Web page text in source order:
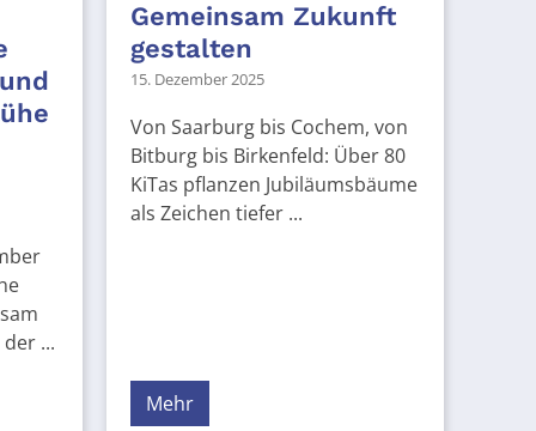
...
Gemeinsam Zukunft
gestalten
15. Dezember 2025
Von Saarburg bis Cochem, von
Bitburg bis Birkenfeld: Über 80
KiTas pflanzen Jubiläumsbäume
als Zeichen tiefer ...
Mehr